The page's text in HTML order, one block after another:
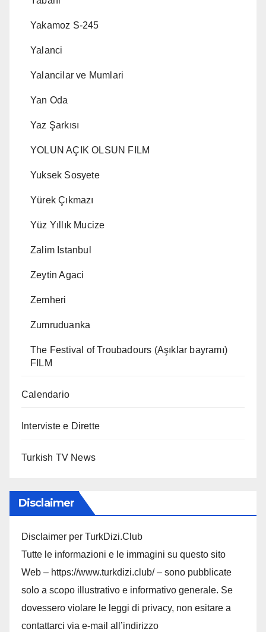
Yakamoz S-245
Yalanci
Yalancilar ve Mumlari
Yan Oda
Yaz Şarkısı
YOLUN AÇIK OLSUN FILM
Yuksek Sosyete
Yürek Çıkmazı
Yüz Yıllık Mucize
Zalim Istanbul
Zeytin Agaci
Zemheri
Zumruduanka
The Festival of Troubadours (Aşıklar bayramı)
FILM
Calendario
Interviste e Dirette
Turkish TV News
Disclaimer
Disclaimer per TurkDizi.Club
Tutte le informazioni e le immagini su questo sito
Web – https://www.turkdizi.club/ – sono pubblicate
solo a scopo illustrativo e informativo generale. Se
dovessero violare le leggi di privacy, non esitare a
contattarci via e-mail all’indirizzo